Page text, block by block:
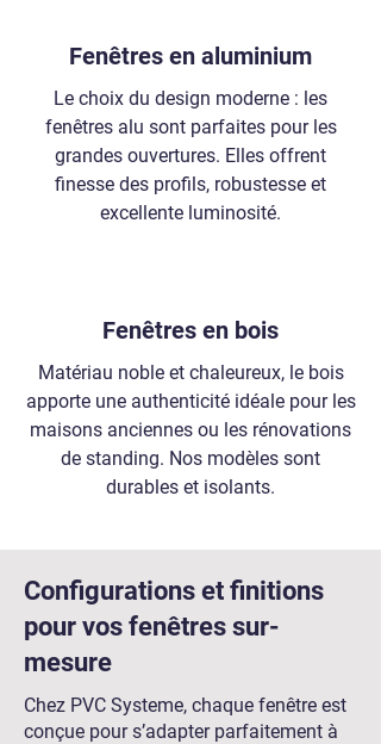
Fenêtres en aluminium
Le choix du design moderne : les
fenêtres alu sont parfaites pour les
grandes ouvertures. Elles offrent
finesse des profils, robustesse et
excellente luminosité.
Fenêtres en bois
Matériau noble et chaleureux, le bois
apporte une authenticité idéale pour les
maisons anciennes ou les rénovations
de standing. Nos modèles sont
durables et isolants.
Configurations et finitions
pour vos fenêtres sur-
mesure
Chez PVC Systeme, chaque fenêtre est
conçue pour s’adapter parfaitement à